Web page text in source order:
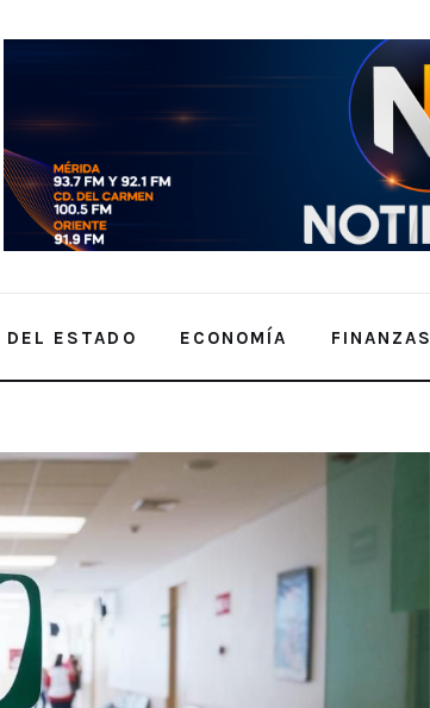
DEL ESTADO ECONOMÍA FINANZAS
de la Prima en el Seguro